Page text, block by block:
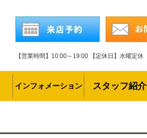
【営業時間】10:00～19:00 【定休日】水曜定休
インフォメーション スタッフ紹介